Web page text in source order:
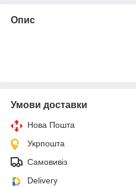
Опис
Умови доставки
Нова Пошта
Укрпошта
Самовивіз
Delivery